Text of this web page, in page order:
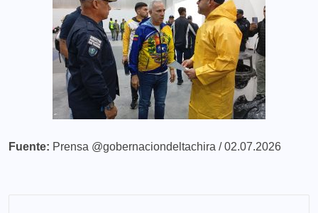
Fuente: Prensa @gobernaciondeltachira / 02.07.2026